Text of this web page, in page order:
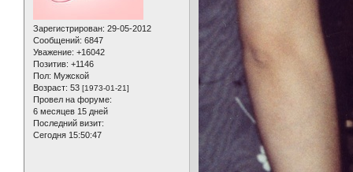
Зарегистрирован: 29-05-2012
Сообщений: 6847
Уважение: +16042
Позитив: +1146
Пол: Мужской
Возраст: 53 [1973-01-21]
Провел на форуме:
6 месяцев 15 дней
Последний визит:
Сегодня 15:50:47